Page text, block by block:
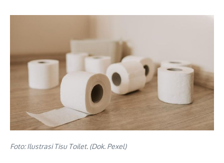
Foto: Ilustrasi Tisu Toilet. (Dok. Pexel)